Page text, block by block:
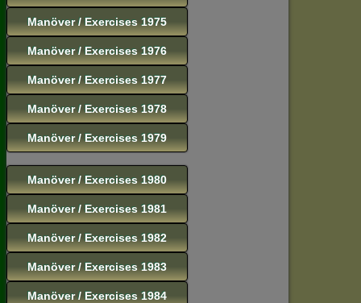
Manöver / Exercises 1975
Manöver / Exercises 1976
Manöver / Exercises 1977
Manöver / Exercises 1978
Manöver / Exercises 1979
Manöver / Exercises 1980
Manöver / Exercises 1981
Manöver / Exercises 1982
Manöver / Exercises 1983
Manöver / Exercises 1984